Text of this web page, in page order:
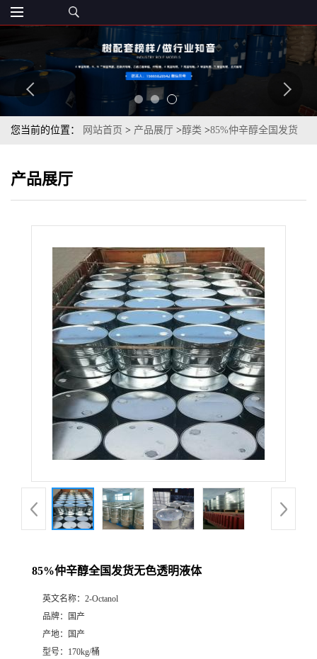
您当前的位置： 网站首页 > 产品展厅 >醇类 >85%仲辛醇全国发货
产品展厅
85%仲辛醇全国发货无色透明液体
英文名称： 2-Octanol
品牌：
国产
产地：
国产
型号： 170kg/桶